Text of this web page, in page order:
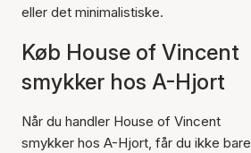
eller det minimalistiske.
Køb House of Vincent
smykker hos A-Hjort
Når du handler House of Vincent
smykker hos A-Hjort, får du ikke bare